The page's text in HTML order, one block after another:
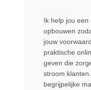
Ik help jou een
opbouwen
jouw
praktische
geven die
stroom
begrijpelijke